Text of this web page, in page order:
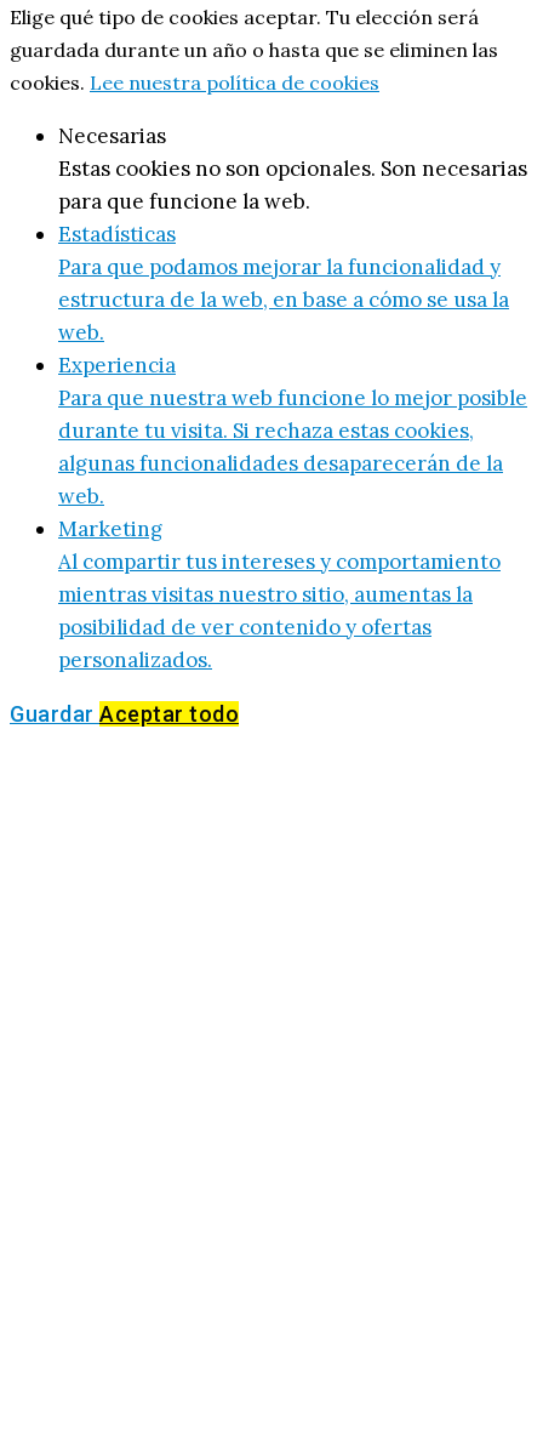
Elige qué tipo de cookies aceptar. Tu elección será
guardada durante un año o hasta que se eliminen las
cookies. Lee nuestra política de cookies
Necesarias
Estas cookies no son opcionales. Son necesarias
para que funcione la web.
Estadísticas
Para que podamos mejorar la funcionalidad y
estructura de la web, en base a cómo se usa la
web.
Experiencia
Para que nuestra web funcione lo mejor posible
durante tu visita. Si rechaza estas cookies,
algunas funcionalidades desaparecerán de la
web.
Marketing
Al compartir tus intereses y comportamiento
mientras visitas nuestro sitio, aumentas la
posibilidad de ver contenido y ofertas
personalizados.
Guardar Aceptar todo